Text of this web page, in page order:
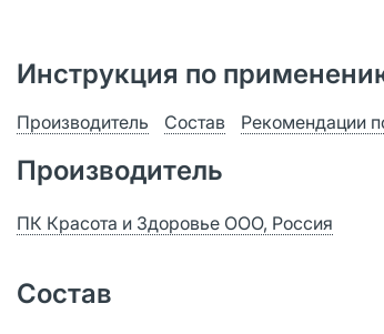
Инструкция по
Производитель Состав Рекомендации
Производитель
ПК Красота и Здоровье ООО, Россия
Состав